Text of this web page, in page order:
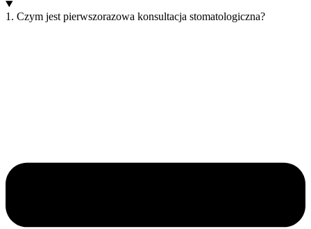
1. Czym jest pierwszorazowa konsultacja stomatologiczna?